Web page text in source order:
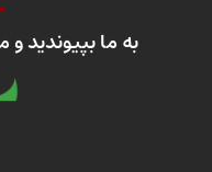
به ما بپیوندید